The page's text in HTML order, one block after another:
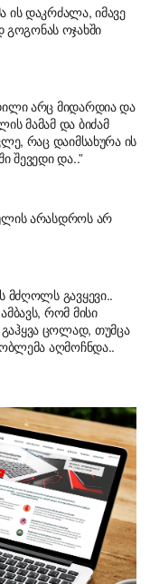
ის დაკრძალა, იმავე
ოჯახში
არც მიდარდია და
მამამ და ბიძამ
რაც დაიმსახურა ის
შევედი და..”
არასდროს არ
მძღოლს გავყევი..
რომ მისი
ცოლად, თუმცა
აღმოჩნდა..